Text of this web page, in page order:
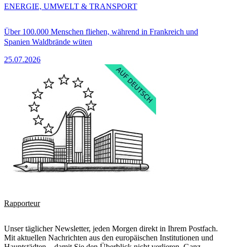
Über 100.000 Menschen fliehen, während in Frankreich und
Spanien Waldbrände wüten
25.07.2026
ENERGIE, UMWELT & TRANSPORT
Rapporteur
Unser täglicher Newsletter, jeden Morgen direkt in Ihrem Postfach.
Mit aktuellen Nachrichten aus den europäischen Institutionen und